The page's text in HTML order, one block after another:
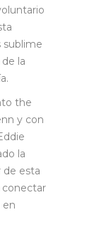
sublime
la
the
y con
la
de esta
conectar
en